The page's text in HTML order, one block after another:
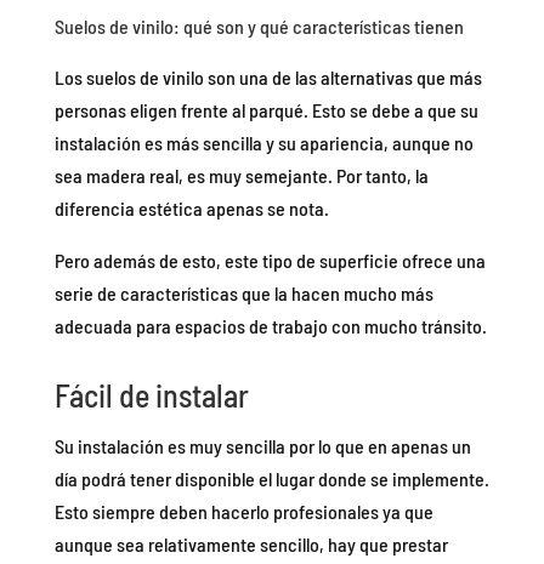
Suelos de vinilo: qué son y qué características tienen
Los suelos de vinilo son una de las alternativas que más
personas eligen frente al parqué. Esto se debe a que su
instalación es más sencilla y su apariencia, aunque no
sea madera real, es muy semejante. Por tanto, la
diferencia estética apenas se nota.
Pero además de esto, este tipo de superficie ofrece una
serie de características que la hacen mucho más
adecuada para espacios de trabajo con mucho tránsito.
Fácil de instalar
Su instalación es muy sencilla por lo que en apenas un
día podrá tener disponible el lugar donde se implemente.
Esto siempre deben hacerlo profesionales ya que
aunque sea relativamente sencillo, hay que prestar